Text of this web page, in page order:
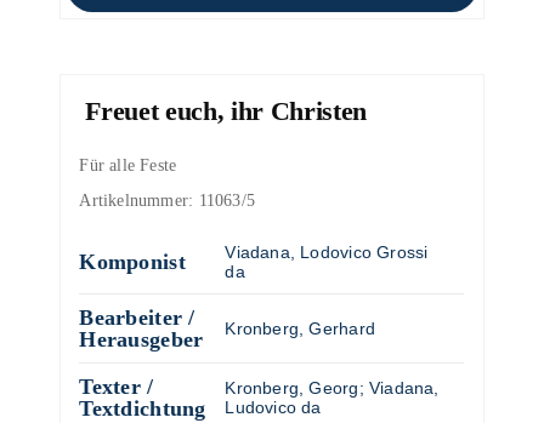
Freuet euch, ihr Christen
Für alle Feste
Artikelnummer: 11063/5
Komponist
Viadana, Lodovico Grossi
da
Bearbeiter /
Herausgeber
Kronberg, Gerhard
Texter /
Textdichtung
Kronberg, Georg; Viadana,
Ludovico da